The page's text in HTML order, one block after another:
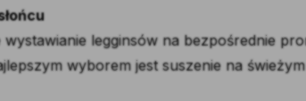
wystawianie legginsów na bezpośrednie
wyborem jest suszenie na